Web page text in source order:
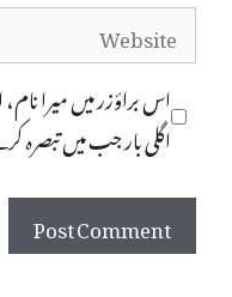
Website
اس براؤزر میں میرا
اگلی بار جب میں